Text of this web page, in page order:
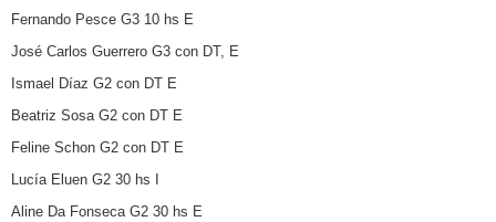
Fernando Pesce G3 10 hs E
José Carlos Guerrero G3 con DT, E
Ismael Díaz G2 con DT E
Beatriz Sosa G2 con DT E
Feline Schon G2 con DT E
Lucía Eluen G2 30 hs I
Aline Da Fonseca G2 30 hs E